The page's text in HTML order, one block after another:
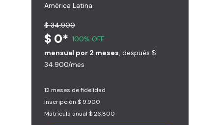
América Latina
$ 34.900
$ 0* 100% OFF
mensual por 2 meses , después $
34.900/mes
12 meses de fidelidad
Inscripción $ 9.900
Matrícula anual $ 26.800